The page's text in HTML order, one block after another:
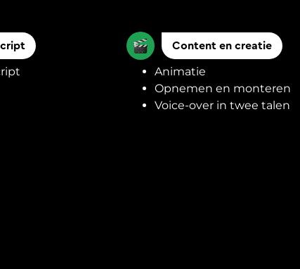
Content en creatie
Animatie
Opnemen en monteren
Voice-over in twee talen